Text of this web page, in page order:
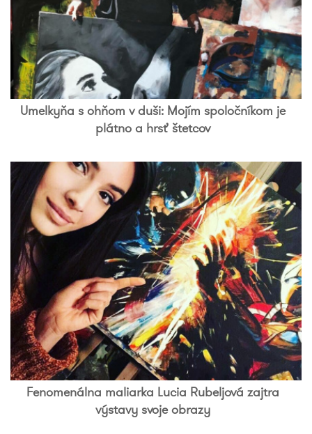
Umelkyňa s ohňom v duši: Mojím spoločníkom je
plátno a hrsť štetcov
Fenomenálna maliarka Lucia Rubeljová zajtra
výstavy svoje obrazy